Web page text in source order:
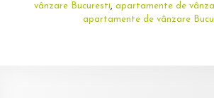
vânzare Bucuresti, apartamente de
apartamente de vânzare